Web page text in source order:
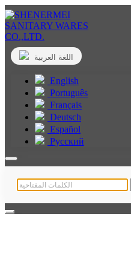
اللغة العربية
English
Português
Français
Deutsch
Español
Русский